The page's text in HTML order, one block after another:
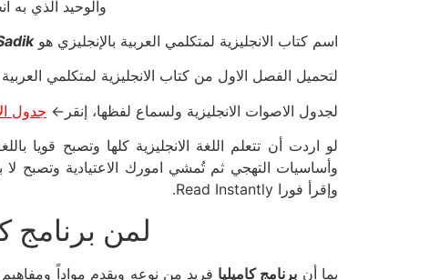
والوحيد الذي به
اسم كتاب الانجليزية لمتكلمي العربية بالإنجليزي هو
لتحميل الفصل الاول من كتاب الانجليزية لمتكلمي
لجدول الاصوات الانجليزية ولسماع لفظها، إنقر← جدول
لو اردت أن تتعلم اللغة الانجليزية كلها وتصبح قويا
وإقرأ فورا Read Instantly.
لمن برنامج
بما أن برنامج كاميليا فريد من نوعه ويقدم مواداً